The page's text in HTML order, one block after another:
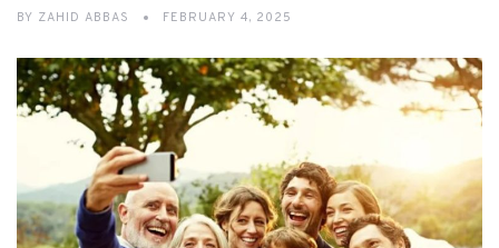
BY ZAHID ABBAS FEBRUARY 4, 2025